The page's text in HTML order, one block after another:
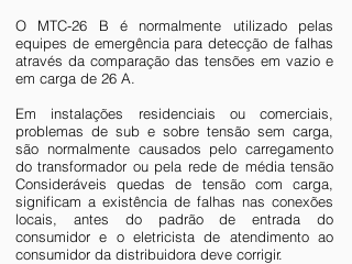
O MTC-26 B é normalmente utilizado pelas
equipes de emergência para detecção de falhas
através da comparação das tensões em vazio e
em carga de 26 A.
Em instalações residenciais ou comerciais,
problemas de sub e sobre tensão sem carga,
são normalmente causados pelo carregamento
do transformador ou pela rede de média tensão
Consideráveis quedas de tensão com carga,
significam a existência de falhas nas conexões
locais, antes do padrão de entrada do
consumidor e o eletricista de atendimento ao
consumidor da distribuidora deve corrigir.